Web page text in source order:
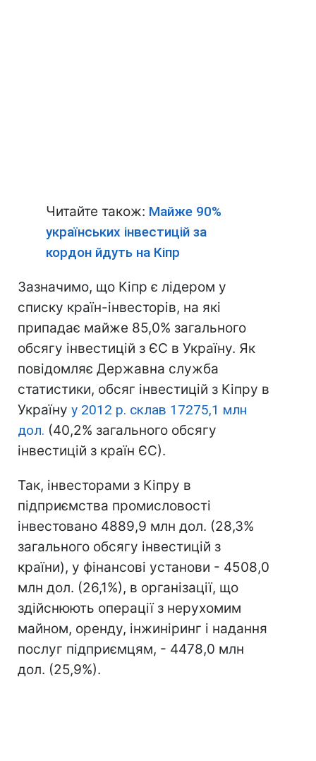
Читайте також: Майже 90%
українських інвестицій за
кордон йдуть на Кіпр
Зазначимо, що Кіпр є лідером у
списку країн-інвесторів, на які
припадає майже 85,0% загального
обсягу інвестицій з ЄС в Україну. Як
повідомляє Державна служба
статистики, обсяг інвестицій з Кіпру в
Україну у 2012 р. склав 17275,1 млн
дол. (40,2% загального обсягу
інвестицій з країн ЄС).
Так, інвесторами з Кіпру в
підприємства промисловості
інвестовано 4889,9 млн дол. (28,3%
загального обсягу інвестицій з
країни), у фінансові установи - 4508,0
млн дол. (26,1%), в організації, що
здійснюють операції з нерухомим
майном, оренду, інжиніринг і надання
послуг підприємцям, - 4478,0 млн
дол. (25,9%).